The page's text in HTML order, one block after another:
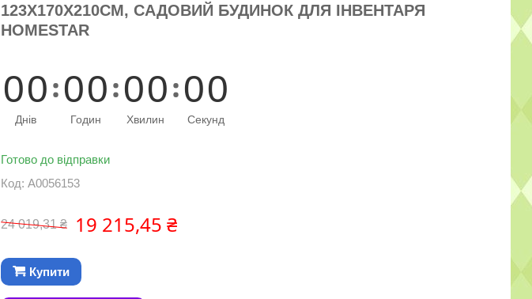
123Х170Х210СМ, САДОВИЙ БУДИНОК ДЛЯ ІНВЕНТАРЯ
HOMESTAR
00
Днів
00
Годин
00
Хвилин
00
Секунд
Готово до відправки
Код: А0056153
24 019,31 ₴ 19 215,45 ₴
Купити